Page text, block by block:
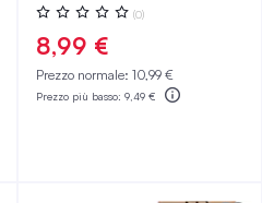
Valutazione:
0%
(0)
8,99 €
Prezzo normale: 10,99 €
Prezzo più basso: 9,49 €